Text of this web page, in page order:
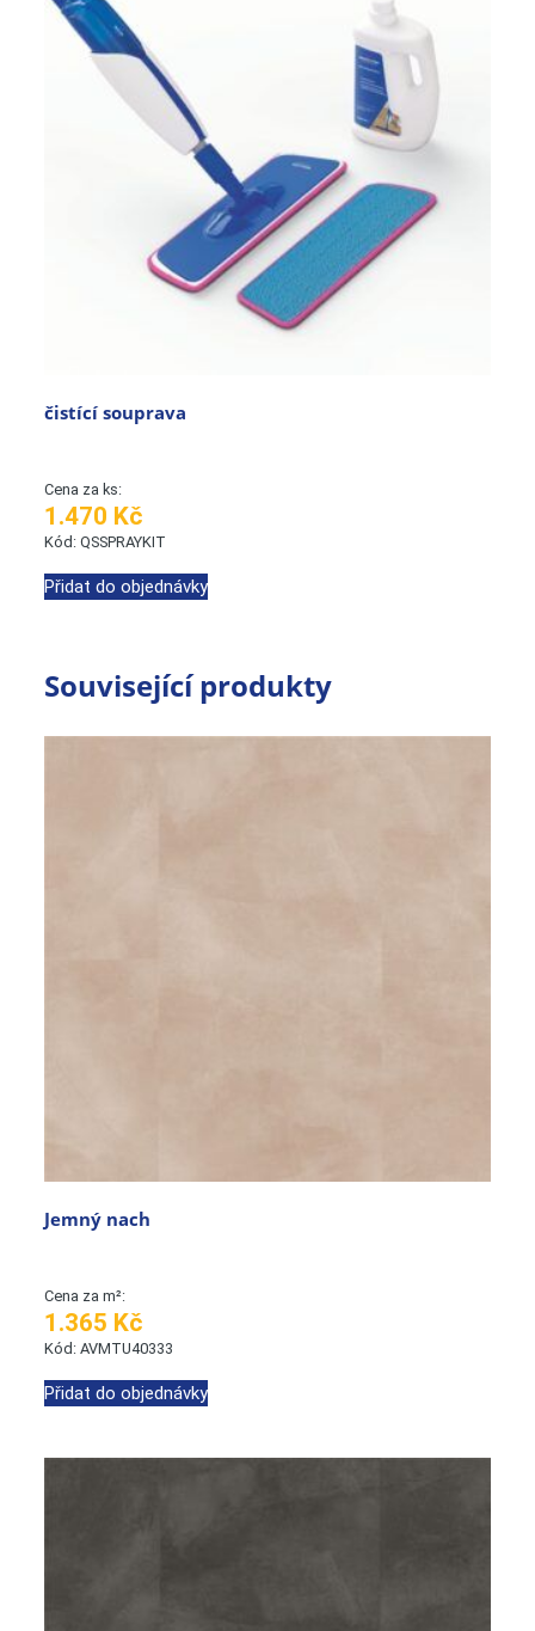
čistící souprava
Cena za ks:
1.470 Kč
Kód: QSSPRAYKIT
Přidat do objednávky
Související produkty
Jemný nach
Cena za m²:
1.365 Kč
Kód: AVMTU40333
Přidat do objednávky